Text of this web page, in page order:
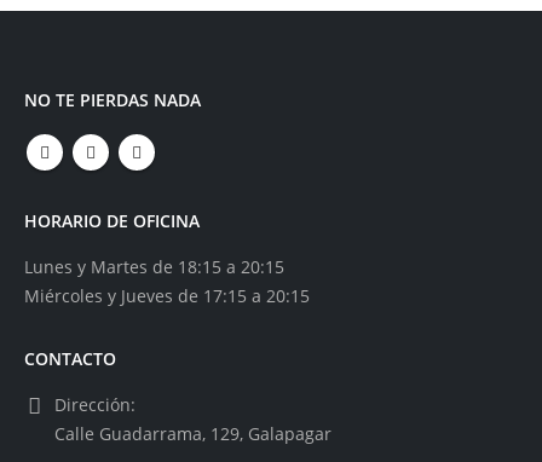
NO TE PIERDAS NADA
HORARIO DE OFICINA
Lunes y Martes de 18:15 a 20:15
Miércoles y Jueves de 17:15 a 20:15
CONTACTO
Dirección:
Calle Guadarrama, 129, Galapagar